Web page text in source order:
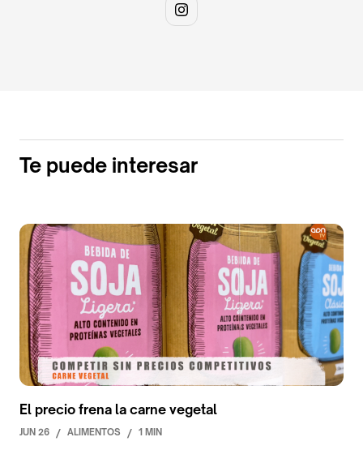
Te puede interesar
El precio frena la carne vegetal
JUN 26 / ALIMENTOS / 1 MIN